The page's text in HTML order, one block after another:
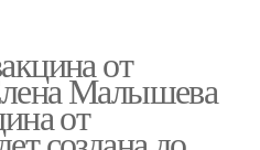
от
Малышева
от